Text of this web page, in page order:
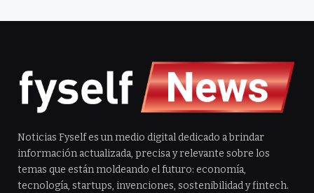
Noticias Fyself es un medio digital dedicado a brindar
información actualizada, precisa y relevante sobre los
temas que están moldeando el futuro: economía,
tecnología, startups, invenciones, sostenibilidad y fintech.